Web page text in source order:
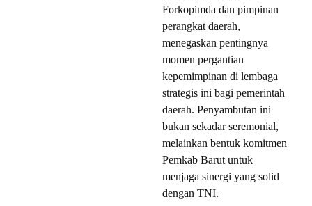
Forkopimda dan pimpinan
perangkat daerah,
menegaskan pentingnya
momen pergantian
kepemimpinan di lembaga
strategis ini bagi pemerintah
daerah. Penyambutan ini
bukan sekadar seremonial,
melainkan bentuk komitmen
Pemkab Barut untuk
menjaga sinergi yang solid
dengan TNI.